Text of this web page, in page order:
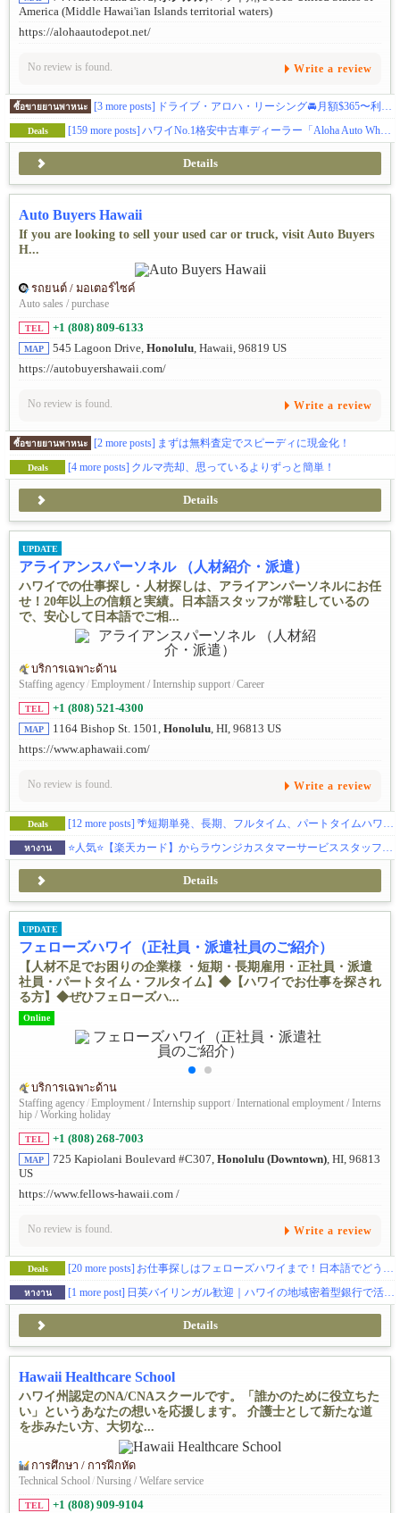
America (Middle Hawai'ian Islands territorial waters)
https://alohaautodepot.net/
No review is found. Write a review
ซื้อขายยานพาหนะ [3 more posts] ドライブ・アロハ・リーシング🚘️月額$365〜利用可能
Deals [159 more posts] ハワイNo.1格安中古車ディーラー「Aloha Auto Wholesale」高品質・お手頃な中古車をあんしんの価格でご提供！
Details
Auto Buyers Hawaii
If you are looking to sell your used car or truck, visit Auto Buyers
H...
รถยนต์ / มอเตอร์ไซค์
Auto sales / purchase
TEL +1 (808) 809-6133
MAP 545 Lagoon Drive, Honolulu, Hawaii, 96819 US
https://autobuyershawaii.com/
No review is found. Write a review
ซื้อขายยานพาหนะ [2 more posts] まずは無料査定でスピーディに現金化！
Deals [4 more posts] クルマ売却、思っているよりずっと簡単！
Details
UPDATE
アライアンスパーソネル （人材紹介・派遣）
ハワイでの仕事探し・人材探しは、アライアンパーソネルにお任
せ！20年以上の信頼と実績。日本語スタッフが常駐しているの
で、安心して日本語でご相...
บริการเฉพาะด้าน
Staffing agency/Employment / Internship support/Career
TEL +1 (808) 521-4300
MAP 1164 Bishop St. 1501, Honolulu, HI, 96813 US
https://www.aphawaii.com/
No review is found. Write a review
Deals [12 more posts] 🌴短期単発、長期、フルタイム、パートタイムハワイのバイリンガル求人多数！非公開求人もあり！いろいろな選択肢があります。
หางาน ⭐人気⭐【楽天カード】からラウンジカスタマーサービススタッフ募集！フルタイム（パート応相談）。OPTも可。
Details
UPDATE
フェローズハワイ（正社員・派遣社員のご紹介）
【人材不足でお困りの企業様 ・短期・長期雇用・正社員・派遣
社員・パートタイム・フルタイム】◆【ハワイでお仕事を探され
る方】◆ぜひフェローズハ...
Online
บริการเฉพาะด้าน
Staffing agency/Employment / Internship support/International employment / Interns
hip / Working holiday
TEL +1 (808) 268-7003
MAP 725 Kapiolani Boulevard #C307, Honolulu (Downtown), HI, 96813
US
https://www.fellows-hawaii.com /
No review is found. Write a review
Deals [20 more posts] お仕事探しはフェローズハワイまで！日本語でどうぞ！
หางาน [1 more post] 日英バイリンガル歓迎｜ハワイの地域密着型銀行で活躍！銀行アカウントサポートスタッフ募集
Details
Hawaii Healthcare School
ハワイ州認定のNA/CNAスクールです。「誰かのために役立ちた
い」というあなたの想いを応援します。 介護士として新たな道
を歩みたい方、大切な...
การศึกษา / การฝึกหัด
Technical School/Nursing / Welfare service
TEL +1 (808) 909-9104